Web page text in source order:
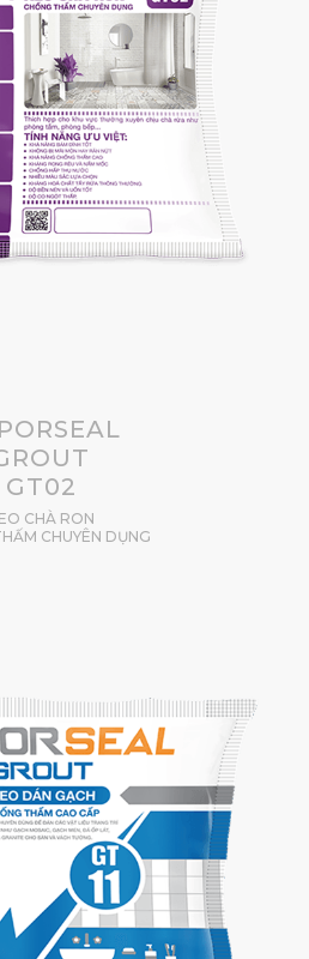
GT02
CHÀ RON
CHUYÊN DỤNG